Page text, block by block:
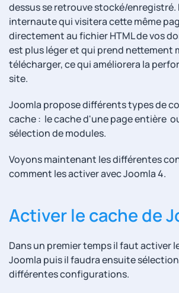
dessus se retrouve stocké/enregistré.
internaute qui visitera cette même
directement au fichier HTML de vos
est plus léger et qui prend nettement
télécharger, ce qui améliorera la
site.
Joomla propose différents types de
cache : le cache d'une page entière
sélection de modules.
Voyons maintenant les différentes
comment les activer avec Joomla 4.
Activer le cache de
Dans un premier temps il faut activer
Joomla puis il faudra ensuite
différentes configurations.